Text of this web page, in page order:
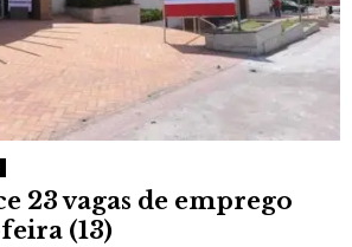
23 vagas de emprego
(13)